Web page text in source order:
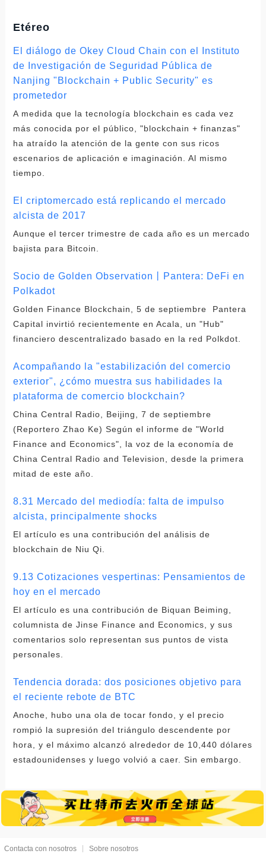
Etéreo
El diálogo de Okey Cloud Chain con el Instituto
de Investigación de Seguridad Pública de
Nanjing "Blockchain + Public Security" es
prometedor
A medida que la tecnología blockchain es cada vez
más conocida por el público, "blockchain + finanzas"
ha atraído la atención de la gente con sus ricos
escenarios de aplicación e imaginación. Al mismo
tiempo.
El criptomercado está replicando el mercado
alcista de 2017
Aunque el tercer trimestre de cada año es un mercado
bajista para Bitcoin.
Socio de Golden Observation丨Pantera: DeFi en
Polkadot
Golden Finance Blockchain, 5 de septiembre Pantera
Capital invirtió recientemente en Acala, un "Hub"
financiero descentralizado basado en la red Polkdot.
Acompañando la "estabilización del comercio
exterior", ¿cómo muestra sus habilidades la
plataforma de comercio blockchain?
China Central Radio, Beijing, 7 de septiembre
(Reportero Zhao Ke) Según el informe de "World
Finance and Economics", la voz de la economía de
China Central Radio and Television, desde la primera
mitad de este año.
8.31 Mercado del mediodía: falta de impulso
alcista, principalmente shocks
El artículo es una contribución del análisis de
blockchain de Niu Qi.
9.13 Cotizaciones vespertinas: Pensamientos de
hoy en el mercado
El artículo es una contribución de Biquan Beiming,
columnista de Jinse Finance and Economics, y sus
comentarios solo representan sus puntos de vista
personales.
Tendencia dorada: dos posiciones objetivo para
el reciente rebote de BTC
Anoche, hubo una ola de tocar fondo, y el precio
rompió la supresión del triángulo descendente por
hora, y el máximo alcanzó alrededor de 10,440 dólares
estadounidenses y luego volvió a caer. Sin embargo.
Contacta con nosotros Sobre nosotros